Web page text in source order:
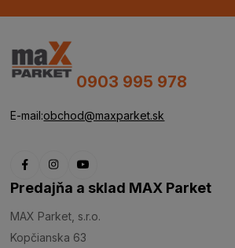
0903 995 978
E-mail:obchod@maxparket.sk
Predajňa a sklad MAX Parket
MAX Parket, s.r.o.
Kopčianska 63